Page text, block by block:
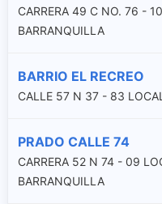
CARRERA 49 C NO. 76 -
BARRANQUILLA
BARRIO EL RECREO
CALLE 57 N 37 - 83
PRADO CALLE 74
CARRERA 52 N 74 - 09
BARRANQUILLA